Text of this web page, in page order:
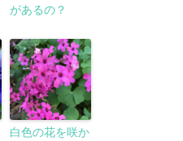
があるの？
白色の花を咲か